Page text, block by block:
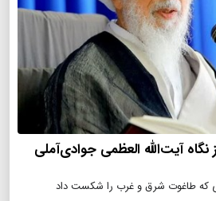
نگاه آیت‌الله العظمی جوادی‌آملی
که طاغوت شرق و غرب را شکست داد